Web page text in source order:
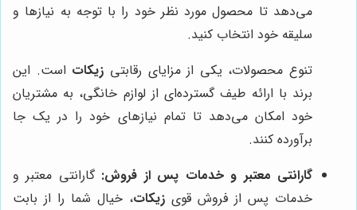
می‌دهد تا محصول مورد نظر خود را با توجه به نیازها و
سلیقه خود انتخاب کنید.
تنوع محصولات، یکی از مزایای رقابتی زیکات است. این
برند با ارائه طیف گسترده‌ای از لوازم خانگی، به مشتریان
خود امکان می‌دهد تا تمام نیازهای خود را در یک جا
برآورده کنند.
گارانتی معتبر و خدمات پس از فروش: گارانتی معتبر و
خدمات پس از فروش قوی زیکات، خیال شما را از بابت